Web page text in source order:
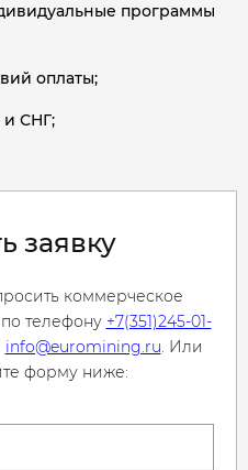
программы
оплаты;
и СНГ;
заявку
коммерческое
телефону +7(351)245-01-
info@euromining.ru. Или
форму ниже: